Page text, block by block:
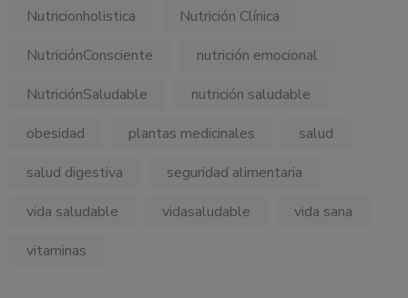
Nutricionholistica
Nutrición Clínica
NutriciónConsciente
nutrición emocional
NutriciónSaludable
nutrición saludable
obesidad
plantas medicinales
salud
salud digestiva
seguridad alimentaria
vida saludable
vidasaludable
vida sana
vitaminas